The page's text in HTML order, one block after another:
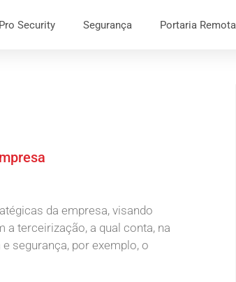
Pro Security Segurança Portaria Remota
da empresa, visando
terceirização, a qual conta, na
segurança, por exemplo, o